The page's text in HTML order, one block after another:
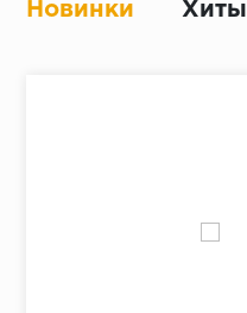
Новинки Хиты